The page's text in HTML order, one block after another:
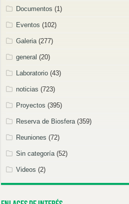
Documentos (1)
Eventos (102)
Galeria (277)
general (20)
Laboratorio (43)
noticias (723)
Proyectos (395)
Reserva de Biosfera (359)
Reuniones (72)
Sin categoría (52)
Videos (2)